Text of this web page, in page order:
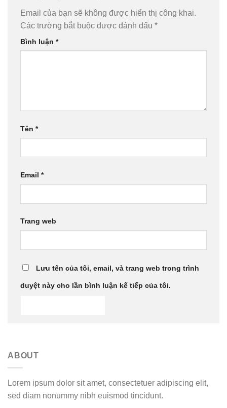
Email của bạn sẽ không được hiển thị công khai.
Các trường bắt buộc được đánh dấu *
Bình luận *
Tên *
Email *
Trang web
Lưu tên của tôi, email, và trang web trong trình
duyệt này cho lần bình luận kế tiếp của tôi.
ABOUT
Lorem ipsum dolor sit amet, consectetuer adipiscing elit,
sed diam nonummy nibh euismod tincidunt.